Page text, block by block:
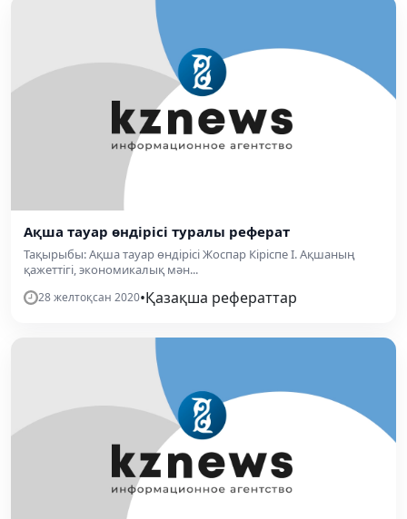
Ақша тауар өндірісі туралы реферат
Тақырыбы: Ақша тауар өндірісі Жоспар Кіріспе І. Ақшаның
қажеттігі, экономикалық мән...
28 желтоқсан 2020•Қазақша рефераттар